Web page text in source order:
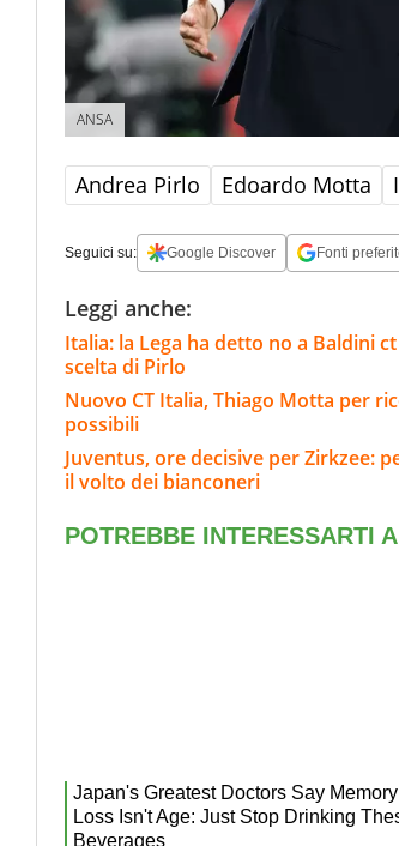
ANSA
Andrea Pirlo Edoardo Motta
Seguici su: Google Discover Fonti
Leggi anche:
Italia: la Lega ha detto no a Baldini
scelta di Pirlo
Nuovo CT Italia, Thiago Motta per
possibili
Juventus, ore decisive per Zirkzee:
il volto dei bianconeri